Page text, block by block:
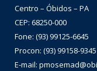
Centro – Óbidos – PA
CEP: 68250-000
Fone: (93) 99125-6645
Procon: (93) 99158-9345
E-mail: